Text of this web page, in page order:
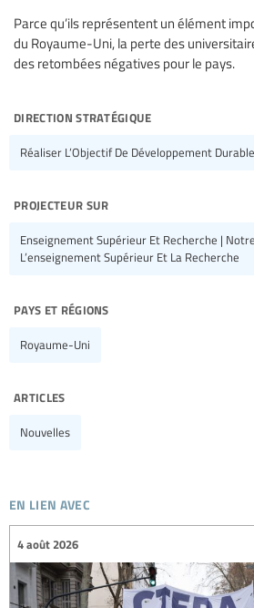
Parce qu’ils représentent un élément
du Royaume-Uni, la perte des
des retombées négatives pour le pays.
direction stratégique
Réaliser L’Objectif De Développement
projecteur sur
Enseignement Supérieur Et Recherche |
L’enseignement Supérieur Et La Recherche
pays et régions
Royaume-Uni
articles
Nouvelles
en lien avec
4 août 2026